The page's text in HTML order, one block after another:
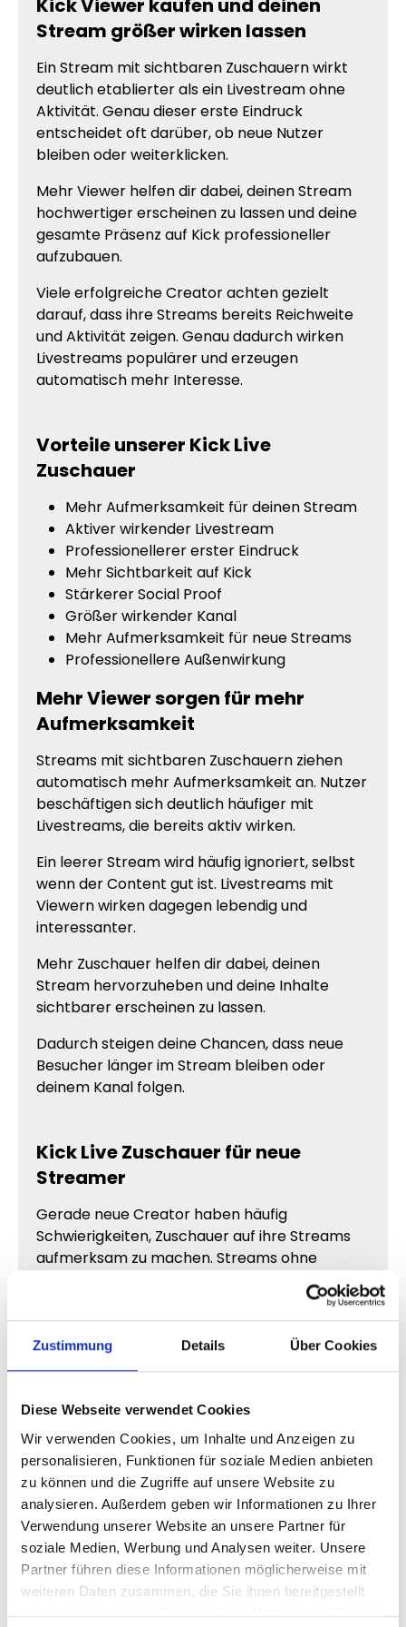
Zustimmung Details Über Cookies
Diese Webseite verwendet Cookies
Wir verwenden Cookies, um Inhalte und Anzeigen zu
personalisieren, Funktionen für soziale Medien anbieten
zu können und die Zugriffe auf unsere Website zu
analysieren. Außerdem geben wir Informationen zu Ihrer
Verwendung unserer Website an unsere Partner für
soziale Medien, Werbung und Analysen weiter. Unsere
Partner führen diese Informationen möglicherweise mit
weiteren Daten zusammen, die Sie ihnen bereitgestellt
haben oder die sie im Rahmen Ihrer Nutzung der Dienste
Kick Viewer kaufen und deinen
Stream größer wirken lassen
Ein Stream mit sichtbaren Zuschauern wirkt
deutlich etablierter als ein Livestream ohne
Aktivität. Genau dieser erste Eindruck
entscheidet oft darüber, ob neue Nutzer
bleiben oder weiterklicken.
Mehr Viewer helfen dir dabei, deinen Stream
hochwertiger erscheinen zu lassen und deine
gesamte Präsenz auf Kick professioneller
aufzubauen.
Viele erfolgreiche Creator achten gezielt
darauf, dass ihre Streams bereits Reichweite
und Aktivität zeigen. Genau dadurch wirken
Livestreams populärer und erzeugen
automatisch mehr Interesse.
Vorteile unserer Kick Live
Zuschauer
Mehr Aufmerksamkeit für deinen Stream
Aktiver wirkender Livestream
Professionellerer erster Eindruck
Mehr Sichtbarkeit auf Kick
Stärkerer Social Proof
Größer wirkender Kanal
Mehr Aufmerksamkeit für neue Streams
Professionellere Außenwirkung
Mehr Viewer sorgen für mehr
Aufmerksamkeit
Streams mit sichtbaren Zuschauern ziehen
automatisch mehr Aufmerksamkeit an. Nutzer
beschäftigen sich deutlich häufiger mit
Livestreams, die bereits aktiv wirken.
Ein leerer Stream wird häufig ignoriert, selbst
wenn der Content gut ist. Livestreams mit
Viewern wirken dagegen lebendig und
interessanter.
Mehr Zuschauer helfen dir dabei, deinen
Stream hervorzuheben und deine Inhalte
sichtbarer erscheinen zu lassen.
Dadurch steigen deine Chancen, dass neue
Besucher länger im Stream bleiben oder
deinem Kanal folgen.
Kick Live Zuschauer für neue
Streamer
Gerade neue Creator haben häufig
Schwierigkeiten, Zuschauer auf ihre Streams
aufmerksam zu machen. Streams ohne
MehrKick Viewer
helfen dir dabei, deinen
Livestream professioneller wirken zu lassen
Neue Zuschauer orientieren sich stark an
vorhandener Aktivität. Streams mit sichtbaren
Zuschauern wirken relevanter und erzeugen
automatisch mehr Interesse.
Dadurch entstehen bessere Voraussetzungen
für organisches Wachstum und langfristigen
Community-Aufbau.